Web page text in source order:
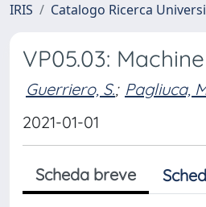
IRIS Catalogo Ricerca
VP05.03:
Guerriero, S.; Pagliuca,
2021-01-01
Scheda breve